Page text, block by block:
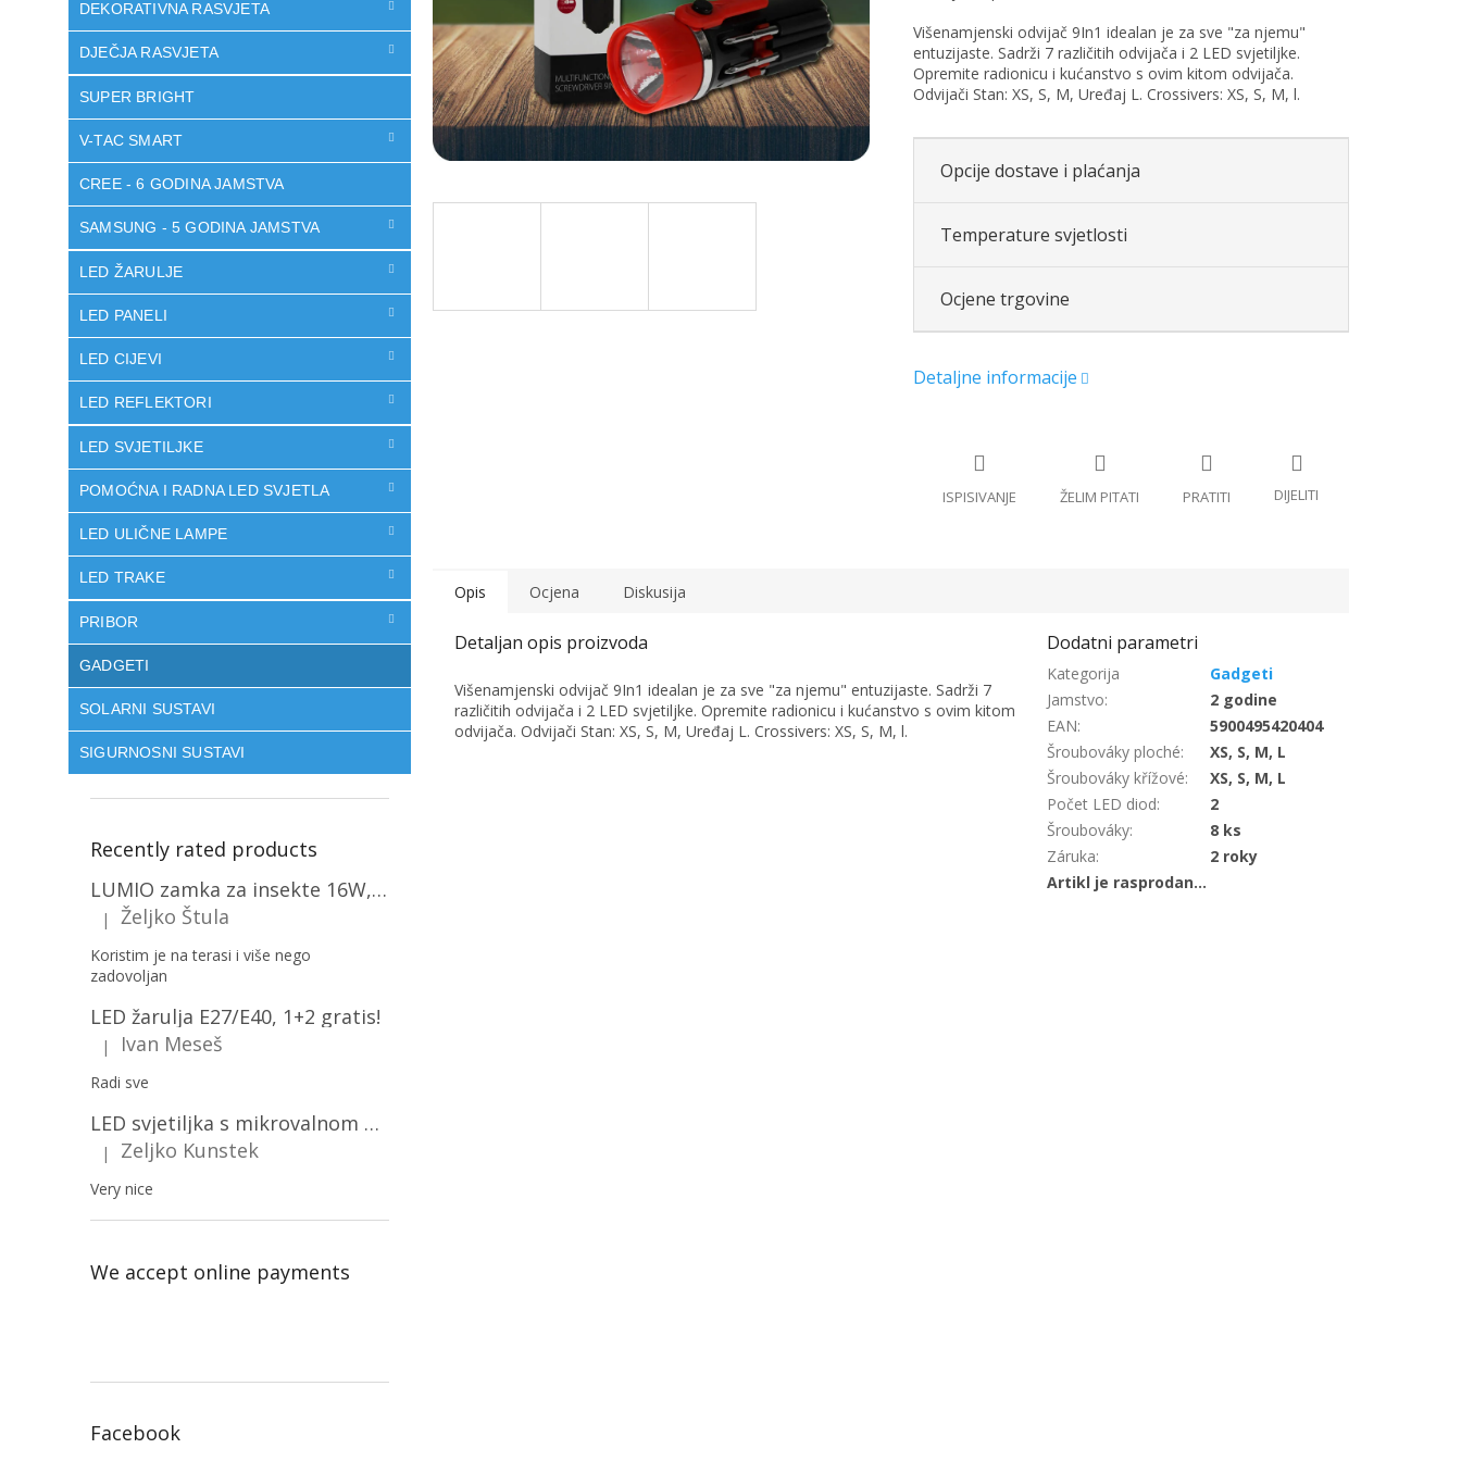
DEKORATIVNA RASVJETA
DJEČJA RASVJETA
SUPER BRIGHT
V-TAC SMART
CREE - 6 GODINA JAMSTVA
SAMSUNG - 5 GODINA JAMSTVA
LED ŽARULJE
LED PANELI
LED CIJEVI
LED REFLEKTORI
LED SVJETILJKE
POMOĆNA I RADNA LED SVJETLA
LED ULIČNE LAMPE
LED TRAKE
PRIBOR
GADGETI
SOLARNI SUSTAVI
SIGURNOSNI SUSTAVI
Recently rated products
LUMIO zamka za insekte 16W, 1+1 gratis! [MKE004]
The product rating is 5 out of 5 stars.
| Željko Štula
Koristim je na terasi i više nego
zadovoljan
LED žarulja E27/E40, 1+2 gratis!
The product rating is 5 out of 5 stars.
| Ivan Meseš
Radi sve
LED svjetiljka s mikrovalnom pećnicom i svjetlosnim senzorom 36W, 3820lm, okrugla, bijeli okvir/2-PACK!
The product rating is 5 out of 5 stars.
| Zeljko Kunstek
Very nice
We accept online payments
Facebook
Višenamjenski odvijač 9In1 idealan je za sve "za njemu"
entuzijaste. Sadrži 7 različitih odvijača i 2 LED svjetiljke.
Opremite radionicu i kućanstvo s ovim kitom odvijača.
Odvijači Stan: XS, S, M, Uređaj L. Crossivers: XS, S, M, l.
Opcije dostave i plaćanja
Temperature svjetlosti
Ocjene trgovine
Opis Ocjena Diskusija
Višenamjenski odvijač 9In1 idealan je za sve "za njemu" entuzijaste. Sadrži 7
različitih odvijača i 2 LED svjetiljke. Opremite radionicu i kućanstvo s ovim kitom
odvijača. Odvijači Stan: XS, S, M, Uređaj L. Crossivers: XS, S, M, l.
Gadgeti
Jamstvo:
2 godine
EAN:
5900495420404
Šroubováky ploché:
XS, S, M, L
Šroubováky křížové:
XS, S, M, L
Počet LED diod:
2
Šroubováky:
8 ks
Záruka: 2 roky